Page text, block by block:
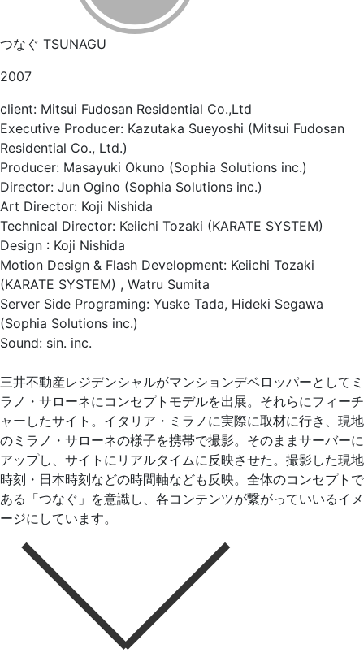
つなぐ TSUNAGU
2007
client: Mitsui Fudosan Residential Co.,Ltd
Executive Producer: Kazutaka Sueyoshi (Mitsui Fudosan
Residential Co., Ltd.)
Producer: Masayuki Okuno (Sophia Solutions inc.)
Director: Jun Ogino (Sophia Solutions inc.)
Art Director: Koji Nishida
Technical Director: Keiichi Tozaki (KARATE SYSTEM)
Design : Koji Nishida
Motion Design & Flash Development: Keiichi Tozaki
(KARATE SYSTEM) , Watru Sumita
Server Side Programing: Yuske Tada, Hideki Segawa
(Sophia Solutions inc.)
Sound: sin. inc.
三井不動産レジデンシャルがマンションデベロッパーとしてミ
ラノ・サローネにコンセプトモデルを出展。それらにフィーチ
ャーしたサイト。イタリア・ミラノに実際に取材に行き、現地
のミラノ・サローネの様子を携帯で撮影。そのままサーバーに
アップし、サイトにリアルタイムに反映させた。撮影した現地
時刻・日本時刻などの時間軸なども反映。全体のコンセプトで
ある「つなぐ」を意識し、各コンテンツが繋がっていいるイメ
ージにしています。